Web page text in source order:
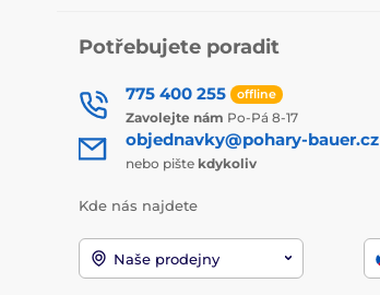
Potřebujete poradit
775 400 255 offline
Zavolejte nám Po-Pá 8-17
objednavky@pohary-bauer.cz
nebo pište kdykoliv
Kde nás najdete
Naše prodejny